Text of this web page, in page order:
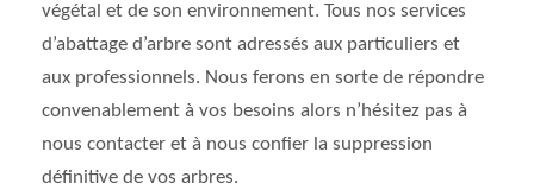
végétal et de son environnement. Tous nos services
d’abattage d’arbre sont adressés aux particuliers et
aux professionnels. Nous ferons en sorte de répondre
convenablement à vos besoins alors n’hésitez pas à
nous contacter et à nous confier la suppression
définitive de vos arbres.